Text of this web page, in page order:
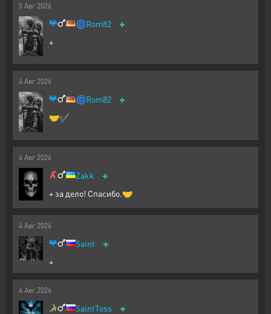
5 Авг 2026
🌀Rom82 +
+
4 Авг 2026
🌀Rom82 +
🤝✔
4 Авг 2026
Zakk +
+ за дело! Спасибо.🤝
4 Авг 2026
Saint +
+
4 Авг 2026
SaintToss +